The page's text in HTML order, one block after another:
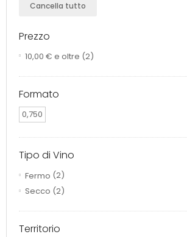
Cancella tutto
Prezzo
10,00 € e oltre (2)
Formato
0,750
Tipo di Vino
Fermo (2)
Secco (2)
Territorio